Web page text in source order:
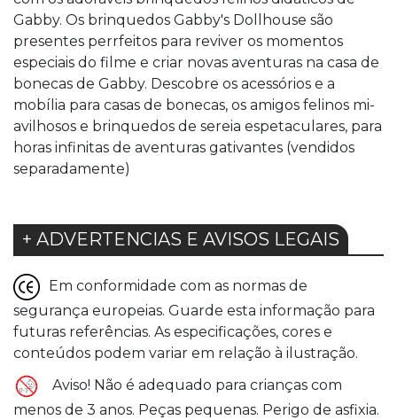
Gabby. Os brinquedos Gabby's Dollhouse são
presentes perrfeitos para reviver os momentos
especiais do filme e criar novas aventuras na casa de
bonecas de Gabby. Descobre os acessórios e a
mobília para casas de bonecas, os amigos felinos mi-
avilhosos e brinquedos de sereia espetaculares, para
horas infinitas de aventuras gativantes (vendidos
separadamente)
+ ADVERTENCIAS E AVISOS LEGAIS
Em conformidade com as normas de
segurança europeias. Guarde esta informação para
futuras referências. As especificações, cores e
conteúdos podem variar em relação à ilustração.
Aviso! Não é adequado para crianças com
menos de 3 anos. Peças pequenas. Perigo de asfixia.